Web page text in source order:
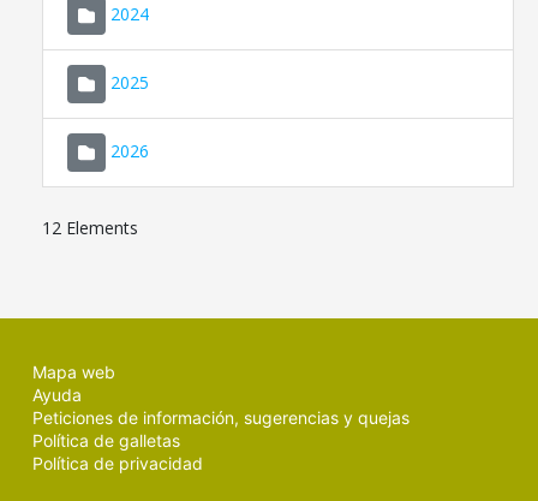
2024
2025
2026
12 Elements
Mapa web
Ayuda
Peticiones de información, sugerencias y quejas
Política de galletas
Política de privacidad